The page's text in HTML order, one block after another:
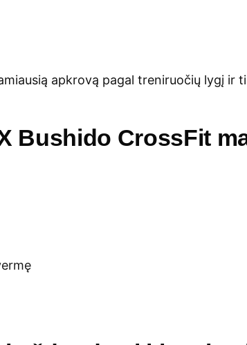
apkrovą pagal treniruočių lygį ir
Bushido CrossFit